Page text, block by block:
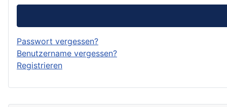
Passwort vergessen?
Benutzername vergessen?
Registrieren